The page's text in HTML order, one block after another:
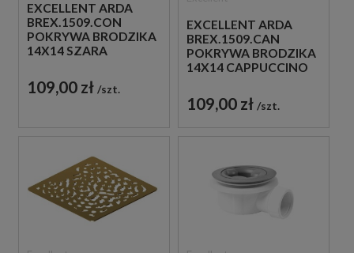
EXCELLENT ARDA
BREX.1509.CON
POKRYWA BRODZIKA
14X14 SZARA
109,00 zł szt.
EXCELLENT ARDA
BREX.1509.CAN
POKRYWA BRODZIKA
14X14 CAPPUCCINO
109,00 zł szt.